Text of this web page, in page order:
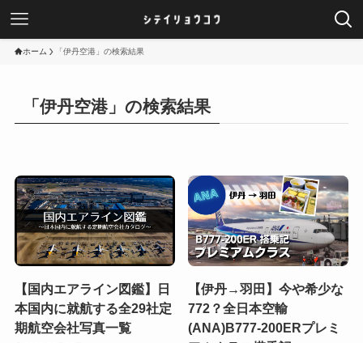
ホーム 「伊丹空港」の検索結果
「伊丹空港」の検索結果
【国内エアライン図鑑】日
本国内に就航する全29社定
期航空会社写真一覧
【伊丹→羽田】今や希少な
772？全日本空輸
(ANA)B777-200ERプレミ